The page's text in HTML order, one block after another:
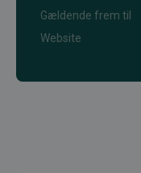
Gældende frem til
Website